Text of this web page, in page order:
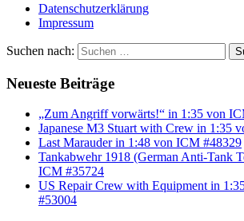
Datenschutzerklärung
Impressum
Suchen nach:
Neueste Beiträge
„Zum Angriff vorwärts!“ in 1:35 von
Japanese M3 Stuart with Crew in 1:35
Last Marauder in 1:48 von ICM #48329
Tankabwehr 1918 (German Anti-Tank
ICM #35724
US Repair Crew with Equipment in
#53004